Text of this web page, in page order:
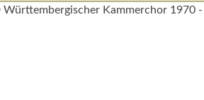
Kammerchor 1970